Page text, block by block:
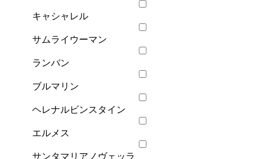
キャシャレル
サムライウーマン
ランバン
ブルマリン
ヘレナルビンスタイン
エルメス
サンタマリアノヴェッラ